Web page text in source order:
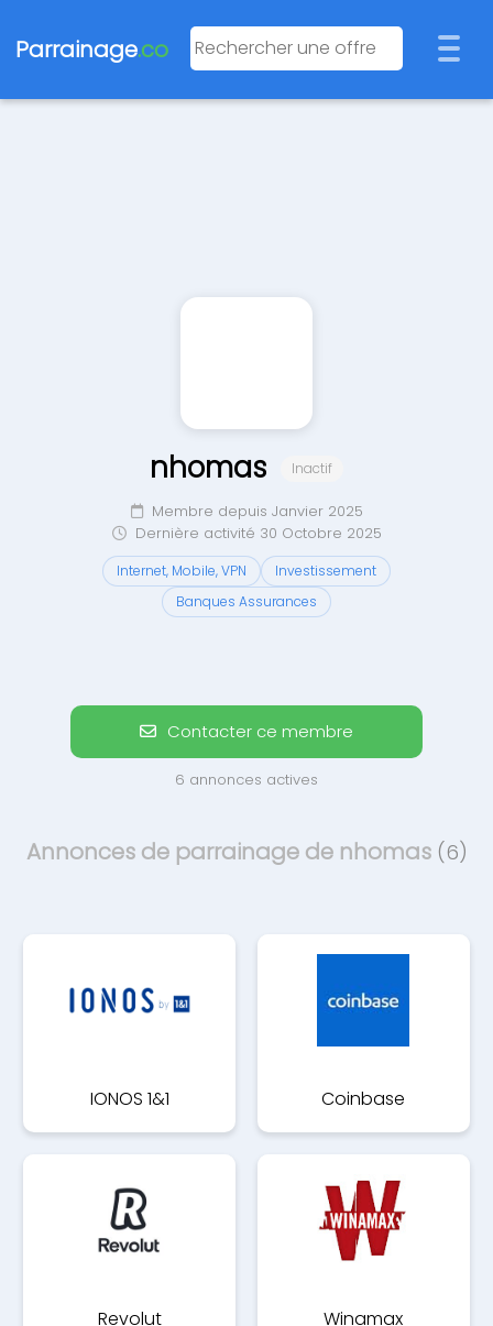
Parrainage.co
nhomas Inactif
Membre depuis Janvier 2025
Dernière activité 30 Octobre 2025
Internet, Mobile, VPN
Investissement
Banques Assurances
Contacter ce membre
6 annonces actives
Annonces de parrainage de nhomas (6)
IONOS 1&1 Coinbase
Revolut Winamax